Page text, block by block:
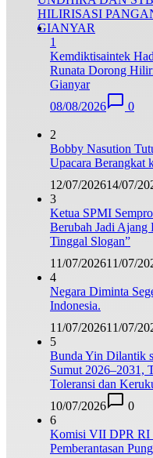
1
Kemdiktisaintek
Runata Dorong
Gianyar
08/08/2026
0
2
Bobby Nasution
Upacara Berangkat
12/07/202614/07/
3
Ketua SPMI
Berubah Jadi Ajang
Tinggal Slogan”
11/07/202611/07/
4
Negara Diminta
Indonesia.
11/07/202611/07/
5
Bunda Yin Dilantik
Sumut 2026–2031,
Toleransi dan
10/07/2026
0
6
Komisi VII DPR RI
Pemberantasan